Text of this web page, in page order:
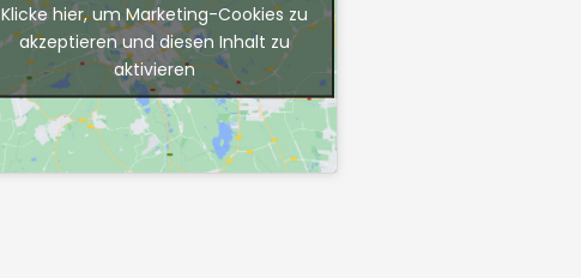
Klicke hier, um Marketing-Cookies zu
akzeptieren und diesen Inhalt zu
aktivieren